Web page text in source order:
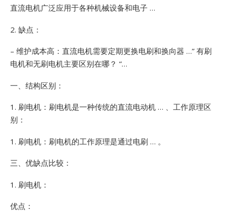
直流电机广泛应用于各种机械设备和电子 …
2. 缺点：
– 维护成本高：直流电机需要定期更换电刷和换向器 …” 有刷
电机和无刷电机主要区别在哪？ “…
一、结构区别：
1. 刷电机：刷电机是一种传统的直流电动机 … 、工作原理区
别：
1. 刷电机：刷电机的工作原理是通过电刷 … 。
三、优缺点比较：
1. 刷电机：
优点：